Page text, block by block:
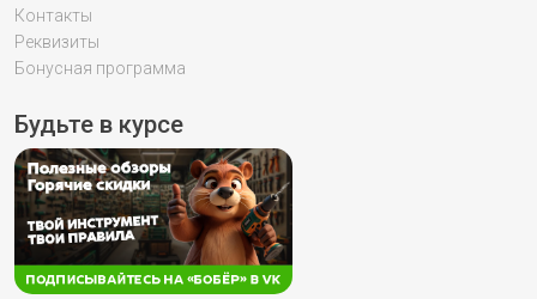
Контакты
Реквизиты
Бонусная программа
Будьте в курсе